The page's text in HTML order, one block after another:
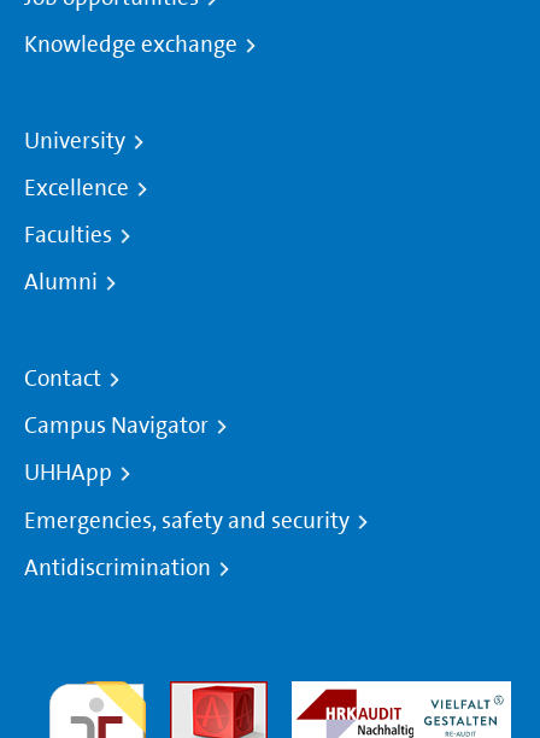
Knowledge exchange
University
Excellence
Faculties
Alumni
Contact
Campus Navigator
UHHApp
Emergencies, safety and security
Antidiscrimination